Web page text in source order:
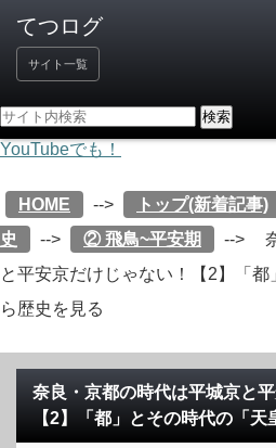
サイト一覧
YouTubeでも！
HOME --> トップ(新着記事)
史
--> ② 飛鳥~平安期 -->
と平安京だけじゃない！【2】「
ら歴史を見る
奈良・京都の時代は平城京と
【2】「都」とその時代の「